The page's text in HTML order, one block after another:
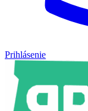
Prihlásenie